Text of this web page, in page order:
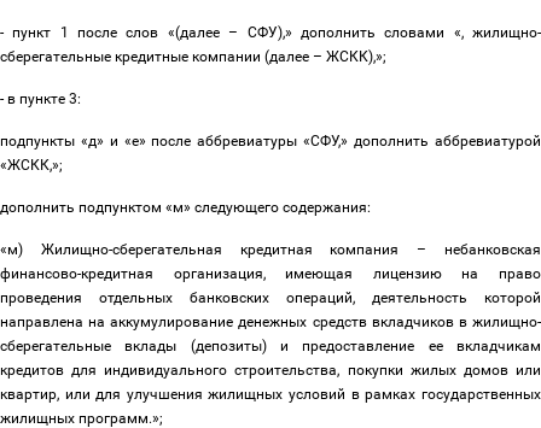
- пункт 1 после слов «(далее – СФУ),» дополнить словами «, жилищно-
сберегательные кредитные компании (далее – ЖСКК),»;
- в пункте 3:
подпункты «д» и «е» после аббревиатуры «СФУ,» дополнить аббревиатурой
«ЖСКК,»;
дополнить подпунктом «м» следующего содержания:
«м) Жилищно-сберегательная кредитная компания – небанковская
финансово-кредитная организация, имеющая лицензию на право
проведения отдельных банковских операций, деятельность которой
направлена на аккумулирование денежных средств вкладчиков в жилищно-
сберегательные вклады (депозиты) и предоставление ее вкладчикам
кредитов для индивидуального строительства, покупки жилых домов или
квартир, или для улучшения жилищных условий в рамках государственных
жилищных программ.»;